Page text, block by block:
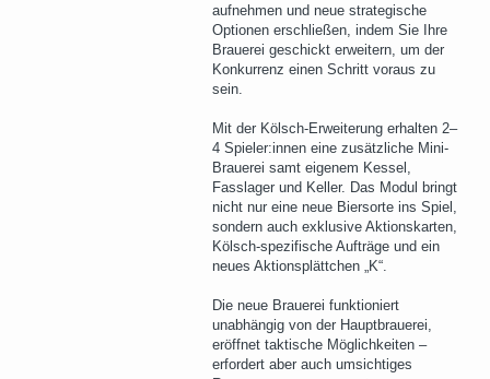
aufnehmen und neue strategische
Optionen erschließen, indem Sie Ihre
Brauerei geschickt erweitern, um der
Konkurrenz einen Schritt voraus zu
sein.
Mit der Kölsch-Erweiterung erhalten 2–
4 Spieler:innen eine zusätzliche Mini-
Brauerei samt eigenem Kessel,
Fasslager und Keller. Das Modul bringt
nicht nur eine neue Biersorte ins Spiel,
sondern auch exklusive Aktionskarten,
Kölsch-spezifische Aufträge und ein
neues Aktionsplättchen „K“.
Die neue Brauerei funktioniert
unabhängig von der Hauptbrauerei,
eröffnet taktische Möglichkeiten –
erfordert aber auch umsichtiges